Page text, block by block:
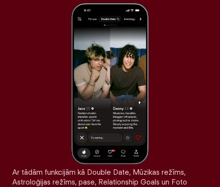
Ar tādām funkcijām kā Double Date, Mūzikas režīms,
Astroloģijas režīms, pase, Relationship Goals un Foto